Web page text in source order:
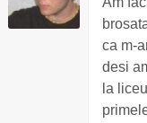
ca m-
desi
la